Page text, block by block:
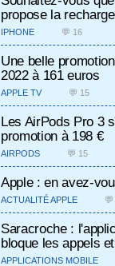
propose la
IPHONE 💬 16
Une belle
2022 à 161 euros
APPLE TV 💬 15
Les AirPods Pro 3
promotion à 198 €
AIRPODS 💬 15
Apple : en avez-
ACTUALITÉ APPLE
Saracroche :
bloque les appels
APPLICATIONS MOBILE